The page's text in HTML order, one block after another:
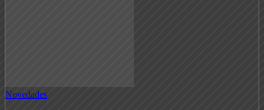
Novedades